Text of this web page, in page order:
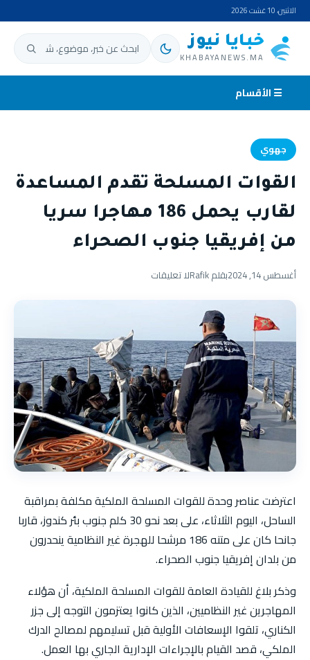
الاثنين، 10 غشت 2026
خبايا نيوز
KHABAYANEWS.MA ابحث عن:
☰ الأقسام
جهوي
القوات المسلحة تقدم المساعدة
لقارب يحمل 186 مهاجرا سريا
من إفريقيا جنوب الصحراء
أغسطس 14, 2024 بقلم Rafik لا تعليقات
اعترضت عناصر وحدة للقوات المسلحة الملكية مكلفة بمراقبة
الساحل، اليوم الثلاثاء، على بعد نحو 30 كلم جنوب بئر كندوز، قاربا
جانحا كان على متنه 186 مرشحا للهجرة غير النظامية ينحدرون
من بلدان إفريقيا جنوب الصحراء.
وذكر بلاغ للقيادة العامة للقوات المسلحة الملكية، أن هؤلاء
المهاجرين غير النظاميين، الذين كانوا يعتزمون التوجه إلى جزر
الكناري، تلقوا الإسعافات الأولية قبل تسليمهم لمصالح الدرك
الملكي، قصد القيام بالإجراءات الإدارية الجاري بها العمل.